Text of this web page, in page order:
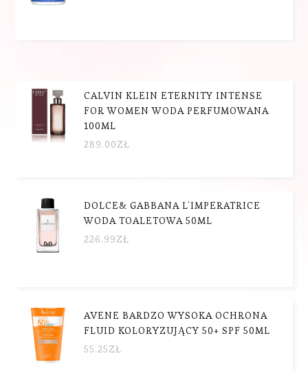
CALVIN KLEIN ETERNITY INTENSE
FOR WOMEN WODA PERFUMOWANA
100ML
289.00ZŁ
DOLCE& GABBANA L’IMPERATRICE
WODA TOALETOWA 50ML
226.99ZŁ
AVENE BARDZO WYSOKA OCHRONA
FLUID KOLORYZUJĄCY 50+ SPF 50ML
55.25ZŁ